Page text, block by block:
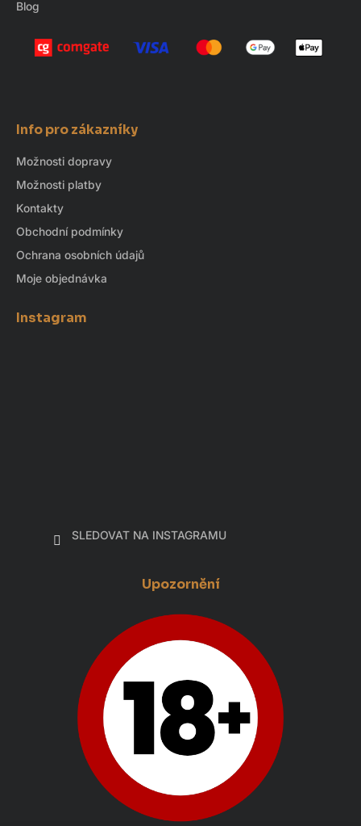
Blog
Info pro zákazníky
Možnosti dopravy
Možnosti platby
Kontakty
Obchodní podmínky
Ochrana osobních údajů
Moje objednávka
Instagram
SLEDOVAT NA INSTAGRAMU
Upozornění